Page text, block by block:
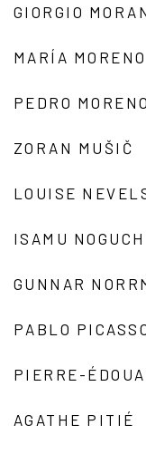
GIORGIO
MARÍA MORENO
PEDRO
ZORAN MUŠIČ
LOUISE
ISAMU
GUNNAR
PABLO
PIERRE-
AGATHE PITIÉ